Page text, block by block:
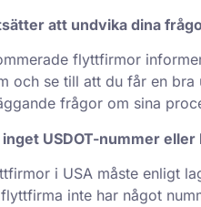
att undvika dina
flyttfirmor
och se till att du får en bra
frågor om sina
inget USDOT-nummer
i USA måste enligt
inte har något